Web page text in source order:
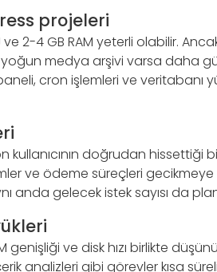
projeleri
2-4 GB RAM yeterli olabilir.
yoğun medya arşivi varsa daha
cron işlemleri ve veritabanı
doğrudan hissettiği
ve ödeme süreçleri gecikmeye
gelecek istek sayısı da
genişliği ve disk hızı birlikte
analizleri gibi görevler kısa